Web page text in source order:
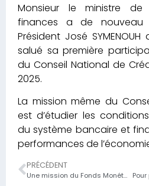
Monsieur le ministre de
finances a de nouveau
Président José
salué sa première
du Conseil National de
2025.
La mission même du
est d’étudier les
du système bancaire et
performances de
PRÉCÉDENT
Une mission du Fonds Monétaire International (FMI) en séjour au Togo,